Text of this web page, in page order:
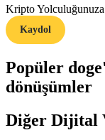
Rehber
Kripto
Kaydol
Popüler
dönüşümler
Diğer Dijital